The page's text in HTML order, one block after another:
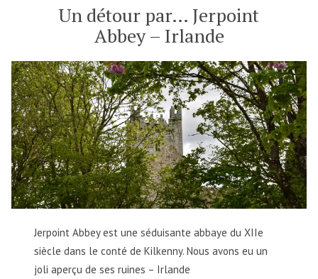
Un détour par… Jerpoint
Abbey – Irlande
Jerpoint Abbey est une séduisante abbaye du XIIe
siècle dans le conté de Kilkenny. Nous avons eu un
joli aperçu de ses ruines – Irlande